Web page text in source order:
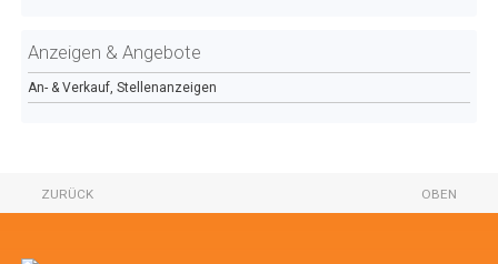
Anzeigen & Angebote
An- & Verkauf, Stellenanzeigen
OBEN
ZURÜCK